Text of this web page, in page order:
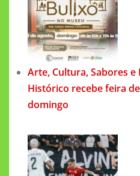
Arte, Cultura, Sabores
Histórico recebe feira
domingo